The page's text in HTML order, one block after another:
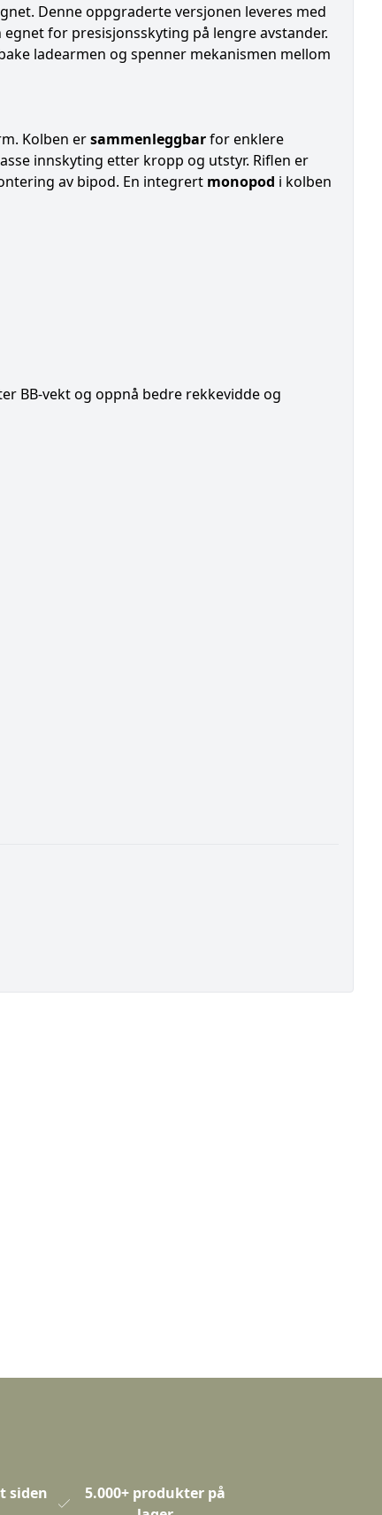
Denne oppgraderte versjonen leveres med
for presisjonsskyting på lengre avstander.
ladearmen og spenner mekanismen mellom
Kolben ersammenleggbarfor enklere
innskyting etter kropp og utstyr. Riflen er
av bipod. En integrert monopod i kolben
BB-vekt og oppnå bedre rekkevidde og
siden
5.000+ produkter på